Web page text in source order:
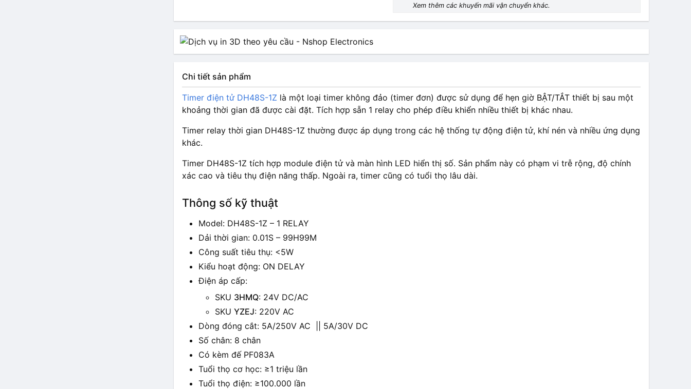
Xem thêm các khuyến mãi vận chuyển khác.
Chi tiết sản phẩm
Timer điện tử DH48S-1Z là một loại timer không đảo (timer đơn) được sử dụng để hẹn giờ BẬT/TẮT thiết bị sau một
khoảng thời gian đã được cài đặt. Tích hợp sẵn 1 relay cho phép điều khiển nhiều thiết bị khác nhau.
Timer relay thời gian DH48S-1Z thường được áp dụng trong các hệ thống tự động điện tử, khí nén và nhiều ứng dụng
khác.
Timer DH48S-1Z tích hợp module điện tử và màn hình LED hiển thị số. Sản phẩm này có phạm vi trễ rộng, độ chính
xác cao và tiêu thụ điện năng thấp. Ngoài ra, timer cũng có tuổi thọ lâu dài.
Thông số kỹ thuật
Model: DH48S-1Z – 1 RELAY
Dải thời gian: 0.01S – 99H99M
Công suất tiêu thụ: <5W
Kiểu hoạt động: ON DELAY
Điện áp cấp:
SKU 3HMQ: 24V DC/AC
SKU YZEJ: 220V AC
Dòng đóng cắt: 5A/250V AC || 5A/30V DC
Số chân: 8 chân
Có kèm đế PF083A
Tuổi thọ cơ học: ≥1 triệu lần
Tuổi thọ điện: ≥100.000 lần